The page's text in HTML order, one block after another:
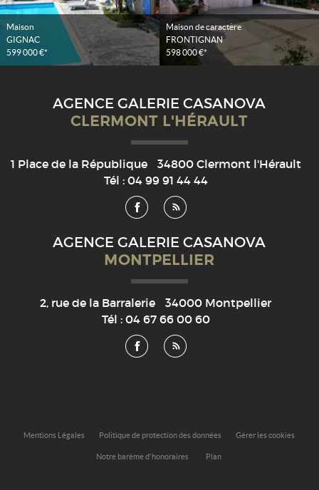
Maison
GIGNAC
599 000 €*
Maison de caractère
FRONTIGNAN
598 000 €*
AGENCE GALERIE CASANOVA
CLERMONT L'HÉRAULT
1 Place de la République 34800 Clermont l'Hérault
Tél : 04 99 91 44 44
AGENCE GALERIE CASANOVA
MONTPELLIER
2, rue de la Barralerie 34000 Montpellier
Tél : 04 67 66 00 60
Mentions Légales Politique de protection des données Gérer les cookies
Notre barème d'honoraires Plan